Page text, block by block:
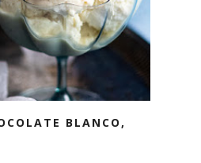
BLANCO,